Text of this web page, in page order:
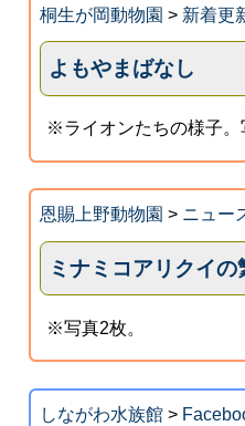
桐生が岡動物園 > 新着更
よもやまばなし
※ライオンたちの様子。
恩賜上野動物園 > ニュー
ミナミコアリクイの
※写真2枚。
しながわ水族館>